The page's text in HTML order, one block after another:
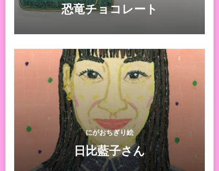
恐竜チョコレート
にがおちぎり絵
日比藍子さん